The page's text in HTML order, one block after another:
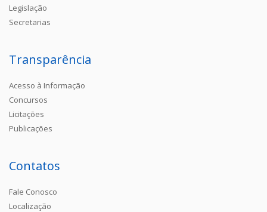
Legislação
Secretarias
Transparência
Acesso à Informação
Concursos
Licitações
Publicações
Contatos
Fale Conosco
Localização